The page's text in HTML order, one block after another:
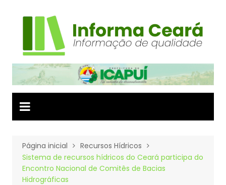
Página inicial
Recursos Hídricos
Sistema de recursos hídricos do Ceará participa do
Encontro Nacional de Comitês de Bacias
Hidrográficas